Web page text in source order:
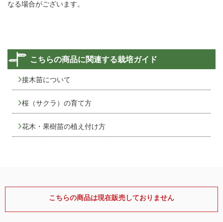
なる場合がございます。
こちらの商品に関連する栽培ガイド
接木苗について
桜（サクラ）の育て方
花木・果樹苗の植え付け方
こちらの商品は現在販売しておりません